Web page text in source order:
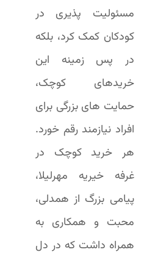
مسئولیت پذیری در
کودکان کمک کرد، بلکه
در پس زمینه این
خریدهای کوچک،
حمایت های بزرگی برای
افراد نیازمند رقم خورد.
هر خرید کوچک در
غرفه خیریه مهرلیلا،
پیامی بزرگ از همدلی،
محبت و همکاری به
همراه داشت که در دل